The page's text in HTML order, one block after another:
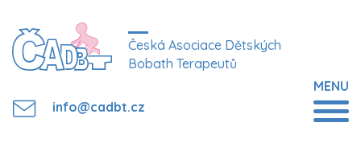
Česká Asociace Dětských
Bobath Terapeutů
info@cadbt.cz
MENU